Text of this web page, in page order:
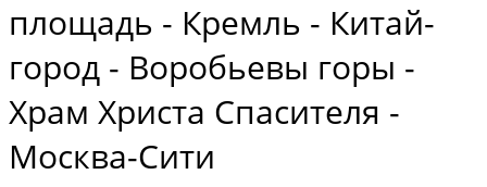
площадь - Кремль - Китай-
город - Воробьевы горы -
Храм Христа Спасителя -
Москва-Сити